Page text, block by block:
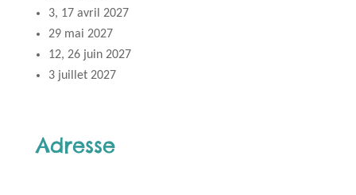
3, 17 avril 2027
29 mai 2027
12, 26 juin 2027
3 juillet 2027
Adresse